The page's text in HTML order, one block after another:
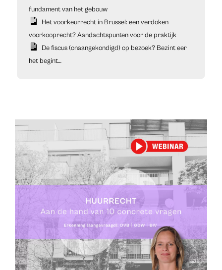
fundament van het gebouw
Het voorkeurrecht in Brussel: een verdoken
voorkooprecht? Aandachtspunten voor de praktijk
De fiscus (onaangekondigd) op bezoek? Bezint eer
het begint…